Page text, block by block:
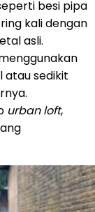
besi pipa
kali dengan
asli.
atau sedikit
urban loft,